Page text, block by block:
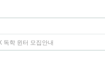
독학 윈터 모집안내